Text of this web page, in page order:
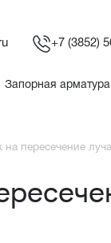
+7 (3852)
Запорная арматура
на пересечение